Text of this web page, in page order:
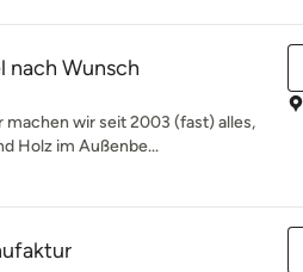
nach Wunsch
wir seit 2003 (fast) alles,
Holz im Außenbe...